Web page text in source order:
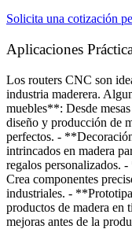
Solicita una cotización
Aplicaciones
Los routers CNC son
industria maderera.
muebles**: Desde
diseño y producción de
perfectos. -
intrincados en madera
regalos personalizados.
Crea componentes
industriales. -
productos de madera en
mejoras antes de la